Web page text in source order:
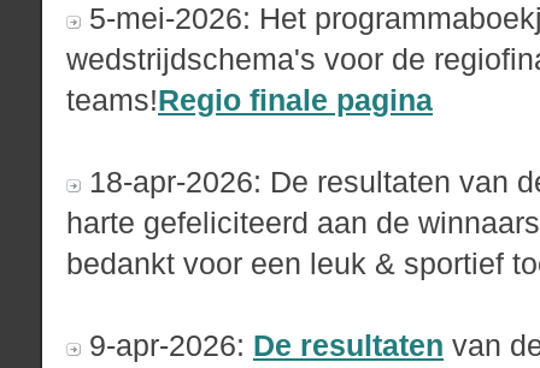
5-mei-2026: Het
wedstrijdschema's voor de
teams!Regio finale pagina
18-apr-2026: De resultaten van
harte gefeliciteerd aan de
bedankt voor een leuk & sportief
9-apr-2026: De resultaten van